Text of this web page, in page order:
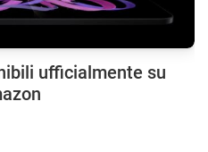
ufficialmente su